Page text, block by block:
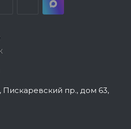
Пискаревский пр., дом 63,